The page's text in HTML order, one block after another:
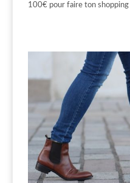
100€ pour faire ton shopping